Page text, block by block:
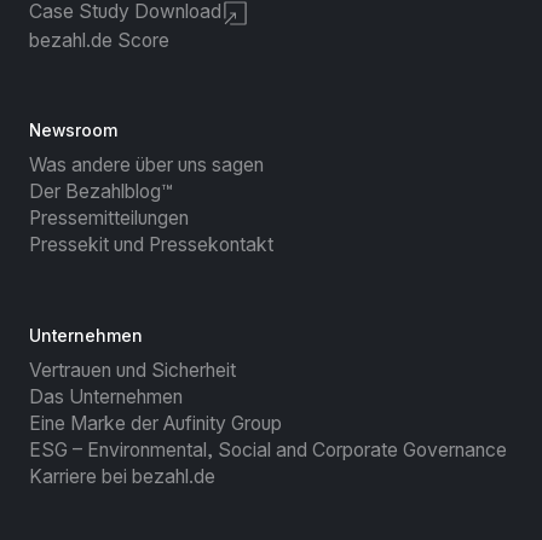
Case Study Download
bezahl.de Score
Newsroom
Was andere über uns sagen
Der Bezahlblog™
Pressemitteilungen
Pressekit und Pressekontakt
Unternehmen
Vertrauen und Sicherheit
Das Unternehmen
Eine Marke der Aufinity Group
ESG – Environmental, Social and Corporate Governance
Karriere bei bezahl.de